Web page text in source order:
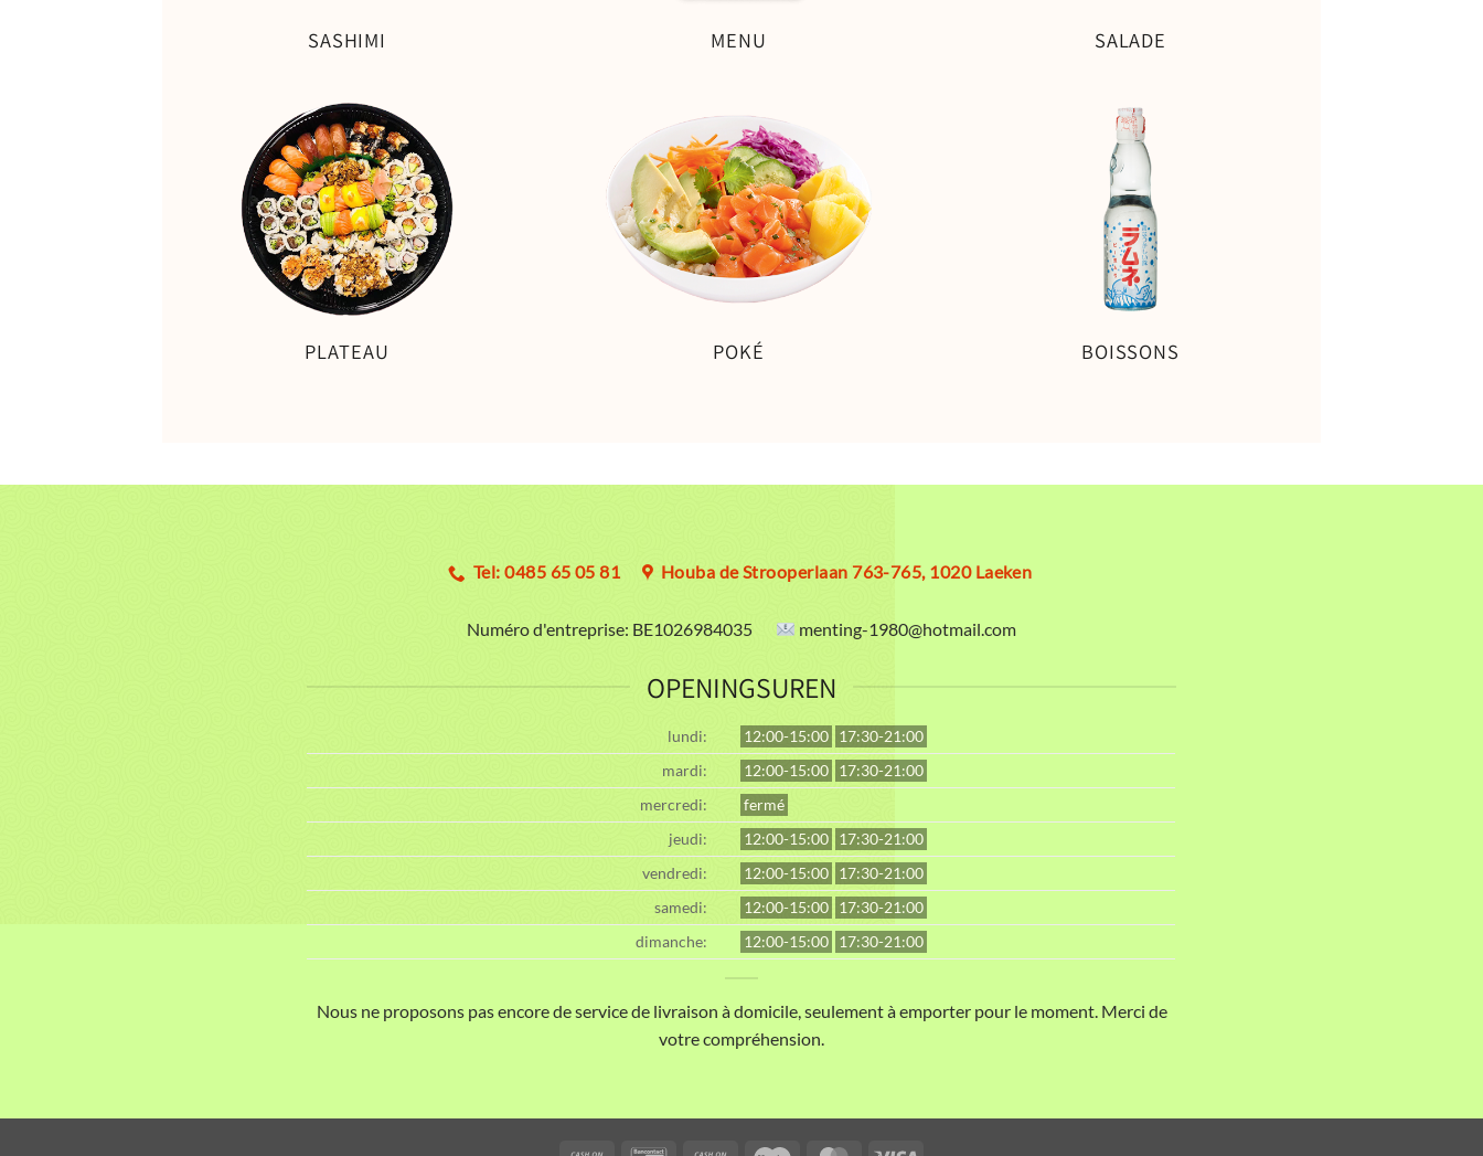
SASHIMI MENU SALADE
PLATEAU POKÉ BOISSONS
Tel: 0485 65 05 81 Houba de Strooperlaan 763-765, 1020 Laeken
Numéro d'entreprise: BE1026984035 menting-1980@hotmail.com
OPENINGSUREN
lundi: 12:00-15:00 17:30-21:00
mardi:
12:00-15:00 17:30-21:00
mercredi:
fermé
jeudi:
12:00-15:00 17:30-21:00
vendredi:
12:00-15:00 17:30-21:00
samedi:
12:00-15:00 17:30-21:00
dimanche:
12:00-15:00 17:30-21:00
Nous ne proposons pas encore de service de livraison à domicile, seulement à emporter pour le moment. Merci de
votre compréhension.